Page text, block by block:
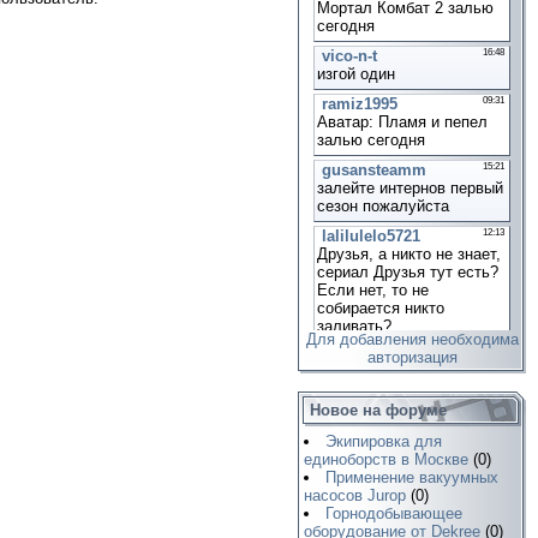
Для добавления необходима
авторизация
Новое на форуме
Экипировка для
единоборств в Москве (0)
Применение вакуумных
насосов Jurop (0)
Горнодобывающее
оборудование от Dekree (0)